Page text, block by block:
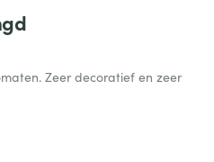
Zeer decoratief en zeer